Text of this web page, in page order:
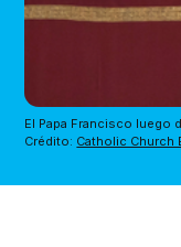
El Papa Francisco luego
Crédito: Catholic Church